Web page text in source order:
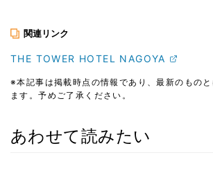
関連リンク
THE TOWER HOTEL NAGOYA
※本記事は掲載時点の情報であり、最新のもの
ます。予めご了承ください。
あわせて読みたい